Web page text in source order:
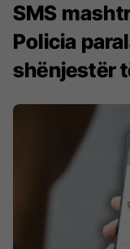
SMS
Policia
shënjestër